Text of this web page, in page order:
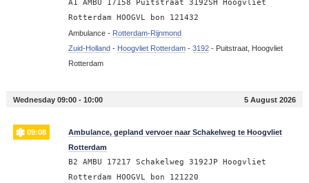
A1 AMBU 17158 Puitstraat 3192SH Hoogvliet
Rotterdam HOOGVL bon 121432
Ambulance - Rotterdam-Rijnmond
Zuid-Holland- Hoogvliet Rotterdam- 3192- Puitstraat, Hoogvliet
Rotterdam
Wednesday 09:00 - 10:00 5 August 2026
09:08
Ambulance, gepland vervoer naar Schakelweg te Hoogvliet
Rotterdam
B2 AMBU 17217 Schakelweg 3192JP Hoogvliet
Rotterdam HOOGVL bon 121220